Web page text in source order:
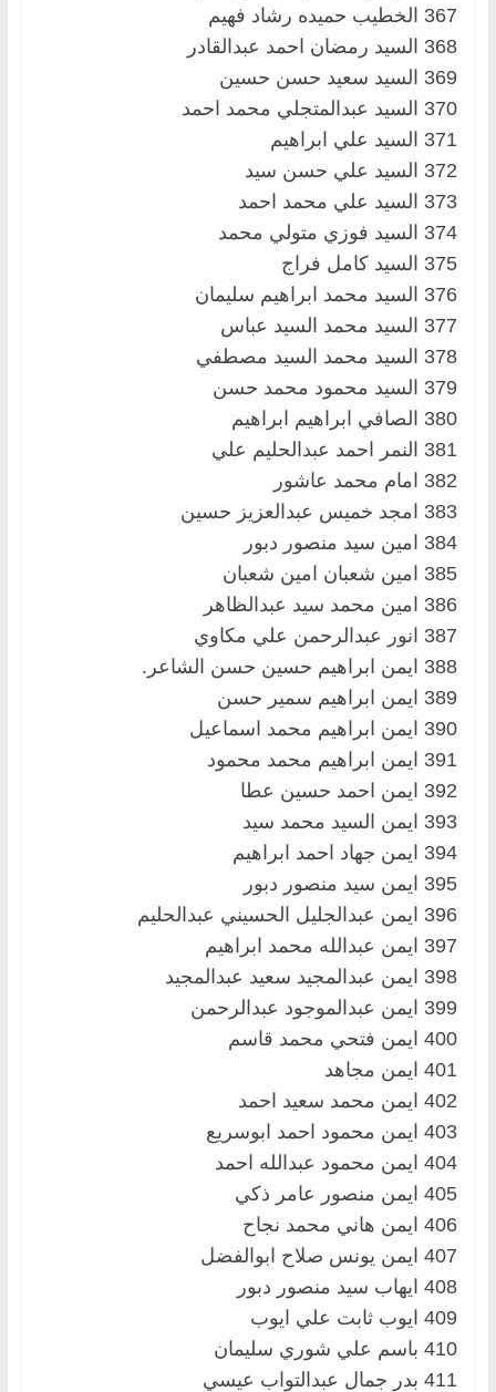
367 الخطيب حميده رشاد فهيم
368 السيد رمضان احمد عبدالقادر
369 السيد سعيد حسن حسين
370 السيد عبدالمتجلي محمد احمد
371 السيد علي ابراهيم
372 السيد علي حسن سيد
373 السيد علي محمد احمد
374 السيد فوزي متولي محمد
375 السيد كامل فراج
376 السيد محمد ابراهيم سليمان
377 السيد محمد السيد عباس
378 السيد محمد السيد مصطفي
379 السيد محمود محمد حسن
380 الصافي ابراهيم ابراهيم
381 النمر احمد عبدالحليم علي
382 امام محمد عاشور
383 امجد خميس عبدالعزيز حسين
384 امين سيد منصور دبور
385 امين شعبان امين شعبان
386 امين محمد سيد عبدالظاهر
387 انور عبدالرحمن علي مكاوي
388 ايمن ابراهيم حسين حسن الشاعر.
389 ايمن ابراهيم سمير حسن
390 ايمن ابراهيم محمد اسماعيل
391 ايمن ابراهيم محمد محمود
392 ايمن احمد حسين عطا
393 ايمن السيد محمد سيد
394 ايمن جهاد احمد ابراهيم
395 ايمن سيد منصور دبور
396 ايمن عبدالجليل الحسيني عبدالحليم
397 ايمن عبدالله محمد ابراهيم
398 ايمن عبدالمجيد سعيد عبدالمجيد
399 ايمن عبدالموجود عبدالرحمن
400 ايمن فتحي محمد قاسم
401 ايمن مجاهد
402 ايمن محمد سعيد احمد
403 ايمن محمود احمد ابوسريع
404 ايمن محمود عبدالله احمد
405 ايمن منصور عامر ذكي
406 ايمن هاني محمد نجاح
407 ايمن يونس صلاح ابوالفضل
408 ايهاب سيد منصور دبور
409 ايوب ثابت علي ايوب
410 باسم علي شوري سليمان
411 بدر جمال عبدالتواب عيسي